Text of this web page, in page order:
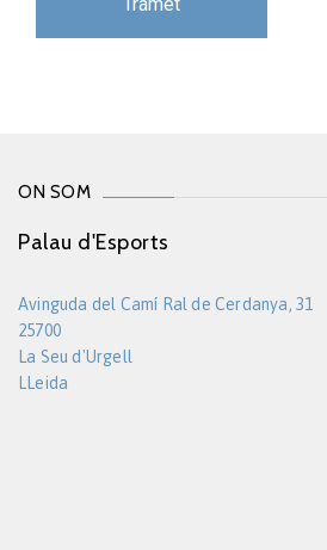
ON SOM
Palau d'Esports
Avinguda del Camí Ral de Cerdanya, 31
25700
La Seu d'Urgell
LLeida